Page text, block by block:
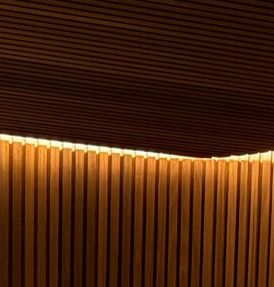
strefa
komfortu
Sauny
zewnętrzne
Sauny
wewnętrzne